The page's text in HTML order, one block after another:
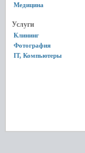
Медицина
Услуги
Клининг
Фотография
IT, Компьютеры